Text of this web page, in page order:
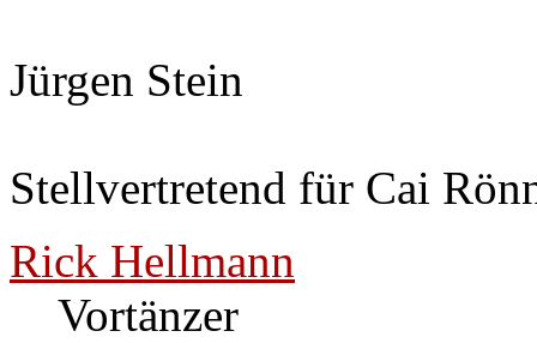
Jürgen Stein
Stellvertretend für Cai
Rick Hellmann
Vortänzer